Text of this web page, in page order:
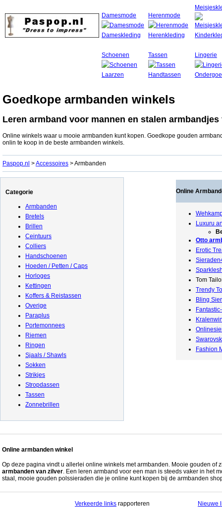
Damesmode Herenmode
Schoenen Tassen Lingerie
Goedkope armbanden winkels
Leren armband voor mannen en stalen
Online winkels waar u mooie armbanden kunt kopen. Goedkope gouden
onlin te koop in de beste armbanden winkels.
Paspop.nl >Accessoires > Armbanden
Categorie
Armbanden
Bretels
Brillen
Ceintuurs
Colliers
Handschoenen
Hoeden / Petten / Caps
Horloges
Kettingen
Koffers & Reistassen
Overige
Paraplus
Portemonnees
Riemen
Ringen
Sjaals / Shawls
Sokken
Strikjes
Stropdassen
Tassen
Zonnebrillen
Online
Luxuru
Otto
Erotic
Tom
Trendy
Bling
Fashion
Online armbanden winkel
Op deze pagina vindt u allerlei online winkels met armbanden. Mooie gouden of
armbanden van zilver. Een leren armband voor een man is steeds vaker in het
staal, mooie gouden polssieraden die je online kunt kopen bij de armbanden
Verkeerde links rapporteren Nieuwe